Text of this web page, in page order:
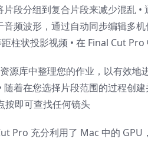
片段分组到复合片段来减少混乱
音频波形，通过自动同步编辑多
柱状投影视频 • 在 Final Cut
源库中整理您的作业，以有效地
着在您选择片段范围的过程创
按即可查找任何镜头
Pro 充分利用了 Mac 中的